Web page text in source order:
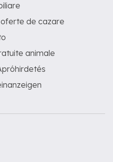
de cazare
animale